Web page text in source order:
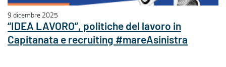
9 dicembre 2025
“IDEA LAVORO”, politiche del lavoro in
Capitanata e recruiting #mareAsinistra